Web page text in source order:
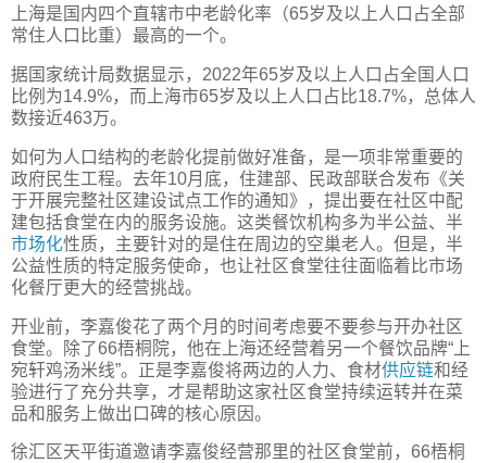
上海是国内四个直辖市中老龄化率（65岁及以上人口占全部
常住人口比重）最高的一个。
据国家统计局数据显示，2022年65岁及以上人口占全国人口
比例为14.9%，而上海市65岁及以上人口占比18.7%，总体人
数接近463万。
如何为人口结构的老龄化提前做好准备，是一项非常重要的
政府民生工程。去年10月底，住建部、民政部联合发布《关
于开展完整社区建设试点工作的通知》，提出要在社区中配
建包括食堂在内的服务设施。这类餐饮机构多为半公益、半
市场化性质，主要针对的是住在周边的空巢老人。但是，半
公益性质的特定服务使命，也让社区食堂往往面临着比市场
化餐厅更大的经营挑战。
开业前，李嘉俊花了两个月的时间考虑要不要参与开办社区
食堂。除了66梧桐院，他在上海还经营着另一个餐饮品牌“上
宛轩鸡汤米线”。正是李嘉俊将两边的人力、食材供应链和经
验进行了充分共享，才是帮助这家社区食堂持续运转并在菜
品和服务上做出口碑的核心原因。
徐汇区天平街道邀请李嘉俊经营那里的社区食堂前，66梧桐